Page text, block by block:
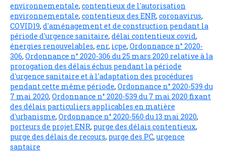
environnementale, contentieux de l'autorisation
environnementale, contentieux des ENR, coronavirus,
COVID19, d'aménagement et de construction pendant la
période d'urgence sanitaire, délai contentieux covid,
énergies renouvelables, enr, icpe, Ordonnance n° 2020-
306, Ordonnance n° 2020-306 du 25 mars 2020 relative à la
prorogation des délais échus pendant la période
d'urgence sanitaire et à l'adaptation des procédures
pendant cette même période, Ordonnance n° 2020-539 du
7 mai 2020, Ordonnance n° 2020-539 du 7 mai 2020 fixant
des délais particuliers applicables en matière
d'urbanisme, Ordonnance n° 2020-560 du 13 mai 2020,
porteurs de projet ENR, purge des délais contentieux,
purge des délais de recours, purge des PC,urgence
santaire